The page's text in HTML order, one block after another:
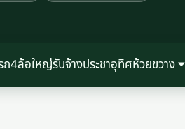
ถ4ล้อใหญ่รับจ้างประชาอุทิศห้วยขวาง